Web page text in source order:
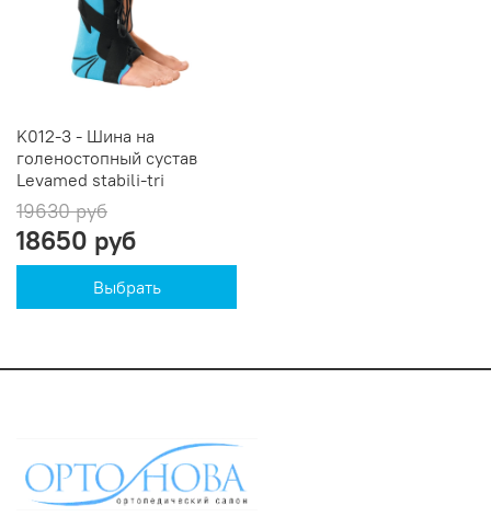
K012-3 - Шина на
голеностопный сустав
Levamed stabili-tri
19630 руб
18650 руб
Выбрать